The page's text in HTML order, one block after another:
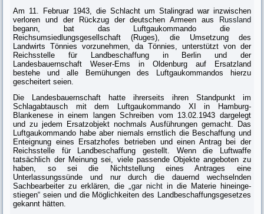
Am 11. Februar 1943, die Schlacht um Stalingrad war inzwischen
verloren und der Rückzug der deutschen Armeen aus Russland
begann, bat das Luft­gaukommando die
Reichsumsiedlungsgesellschaft (Ruges), die Umsetzung des
Landwirts Tönnies vorzunehmen, da Tönnies, unterstützt von der
Reichs­stelle für Landbeschaffung in Berlin und der
Landesbauernschaft Weser-Ems in Oldenburg auf Ersatzland
bestehe und alle Bemühungen des Luftgaukomman­dos hierzu
gescheitert seien.
Die Landesbauernschaft hatte ihrerseits ihren Standpunkt im
Schlagabtausch mit dem Luftgaukommando XI in Hamburg-
Blankenese in einem langen Schreiben vom 13.02.1943 dargelegt
und zu jedem Ersatzobjekt nochmals Aus­führungen gemacht. Das
Luftgaukommando habe aber niemals ernstlich die Beschaffung und
Enteignung eines Ersatzhofes betrieben und einen Antrag bei der
Reichsstelle für Landbeschaffung gestellt. Wenn die Luftwaffe
tatsächlich der Meinung sei, viele passende Objekte angeboten zu
haben, so sei die Nicht­stellung eines Antrages eine
Unterlassungssünde und nur durch die dauernd wechselnden
Sachbearbeiter zu erklären, die „ gar nichtin die Materie hineinge­
stiegen“ seien und die Möglichkeiten des Landbeschaffungsgesetzes
gekannt hätten.